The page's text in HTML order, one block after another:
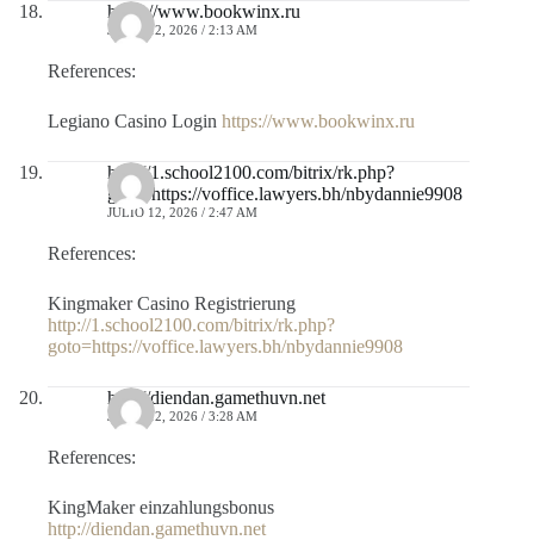
https://www.bookwinx.ru
JULIO 12, 2026 / 2:13 AM
References:
Legiano Casino Login https://www.bookwinx.ru
http://1.school2100.com/bitrix/rk.php?
goto=https://voffice.lawyers.bh/nbydannie9908
JULIO 12, 2026 / 2:47 AM
References:
Kingmaker Casino Registrierung
http://1.school2100.com/bitrix/rk.php?
goto=https://voffice.lawyers.bh/nbydannie9908
http://diendan.gamethuvn.net
JULIO 12, 2026 / 3:28 AM
References:
KingMaker einzahlungsbonus
http://diendan.gamethuvn.net